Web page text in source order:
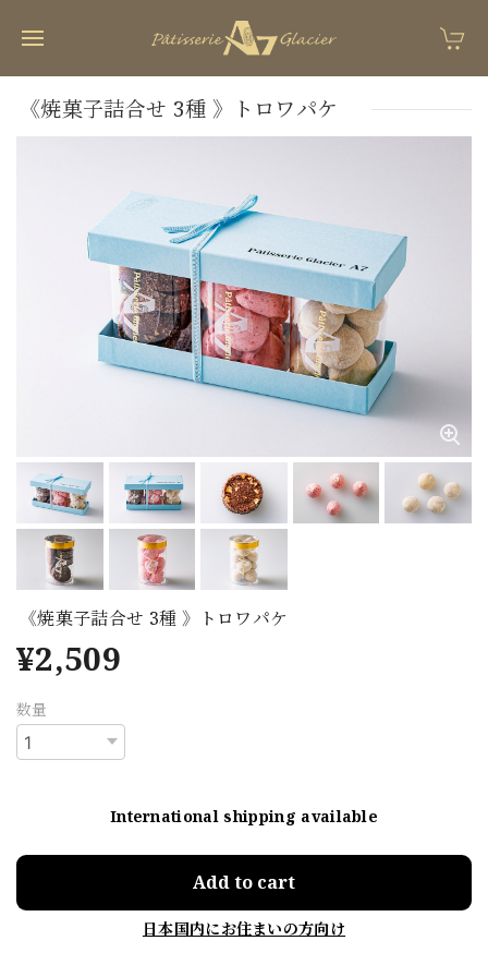
《焼菓子詰合せ 3種 》トロワパケ
《焼菓子詰合せ 3種 》トロワパケ
¥2,509
数量
International shipping available
Add to cart
日本国内にお住まいの方向け